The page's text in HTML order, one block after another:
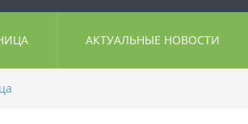
АКТУАЛЬНЫЕ НОВОСТИ